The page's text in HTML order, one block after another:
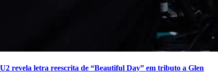
U2 revela letra reescrita de “Beautiful Day” em tributo a Glen